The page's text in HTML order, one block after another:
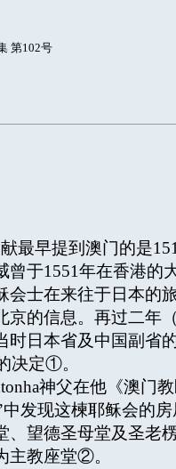
第102号
最早提到澳门的是
曾于1551年在香港的
会士在来往于日本的
京的信息。再过二年
时日本省及中国副省
决定①。
神父在他《澳门
中发现这楝耶稣会的
、望德圣母堂及圣老
主教座堂②。